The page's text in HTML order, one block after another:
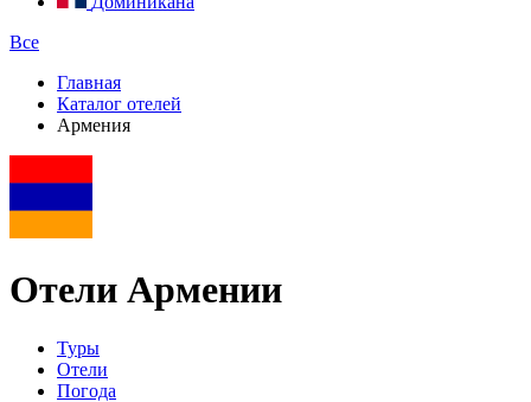
Все
Главная
Каталог отелей
Армения
Отели Армении
Туры
Отели
Погода